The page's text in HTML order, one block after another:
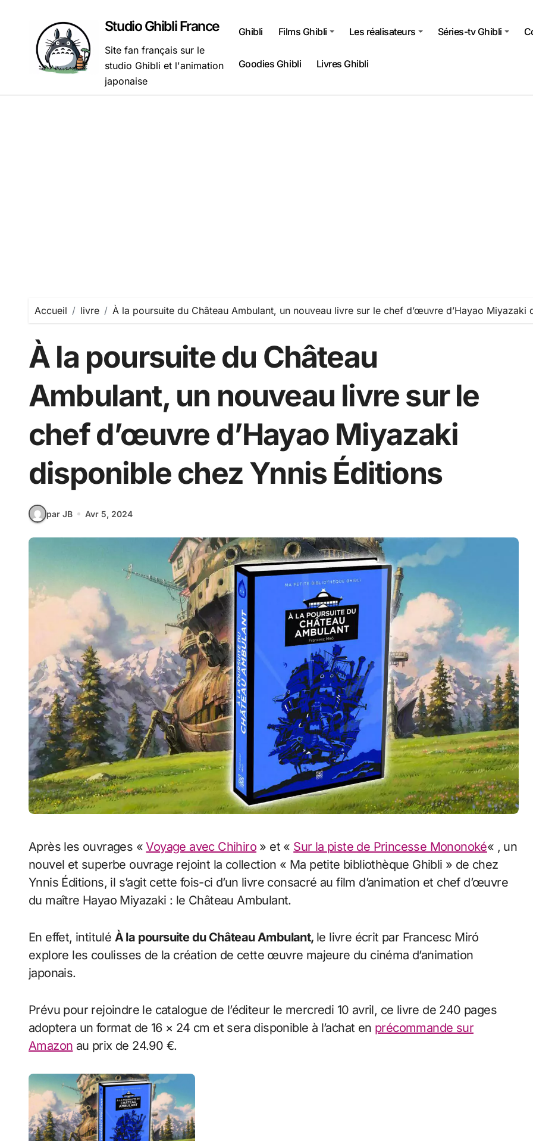
Studio Ghibli France
Site fan français sur le
studio Ghibli et l'animation
japonaise
Ghibli Films Ghibli Les réalisateurs Séries-tv Ghibli
Goodies Ghibli Livres Ghibli
Accueil livre À la poursuite du Château Ambulant, un nouveau livre sur le chef d’œuvre d’Hayao Miyazaki
À la poursuite du Château
Ambulant, un nouveau livre sur le
chef d’œuvre d’Hayao Miyazaki
disponible chez Ynnis Éditions
par JB Avr 5, 2024
Après les ouvrages «Voyage avec Chihiro » et « Sur la piste de Princesse Mononoké« , un
nouvel et superbe ouvrage rejoint la collection « Ma petite bibliothèque Ghibli » de chez
Ynnis Éditions, il s’agit cette fois-ci d’un livre consacré au film d’animation et chef d’œuvre
du maître Hayao Miyazaki : le Château Ambulant.
En effet, intitulé À la poursuite du Château Ambulant, le livre écrit par Francesc Miró
explore les coulisses de la création de cette œuvre majeure du cinéma d’animation
japonais.
Prévu pour rejoindre le catalogue de l’éditeur le mercredi 10 avril, ce livre de 240 pages
adoptera un format de 16 × 24 cm et sera disponible à l’achat en précommande sur
Amazon au prix de 24.90 €.